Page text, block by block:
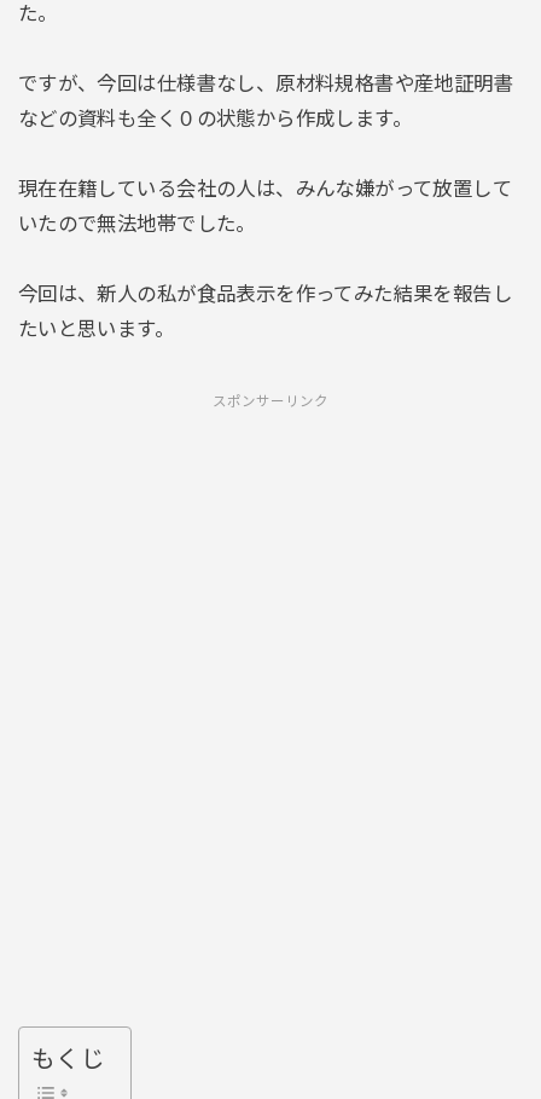
た。
ですが、今回は仕様書なし、原材料規格書や産地証明書
などの資料も全く０の状態から作成します。
現在在籍している会社の人は、みんな嫌がって放置して
いたので無法地帯でした。
今回は、新人の私が食品表示を作ってみた結果を報告し
たいと思います。
スポンサーリンク
もくじ